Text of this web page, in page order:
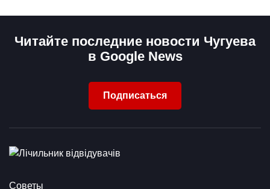
Читайте последние новости Чугуева
в Google News
Подписаться
Советы